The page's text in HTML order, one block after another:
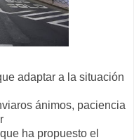
adaptar a la situación
ánimos, paciencia
ha propuesto el